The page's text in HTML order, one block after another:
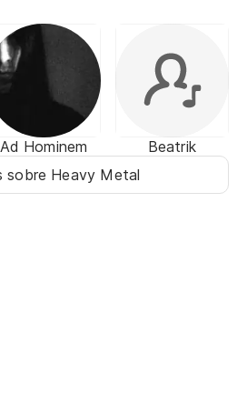
Ad Hominem
Beatrik
sobre Heavy Metal